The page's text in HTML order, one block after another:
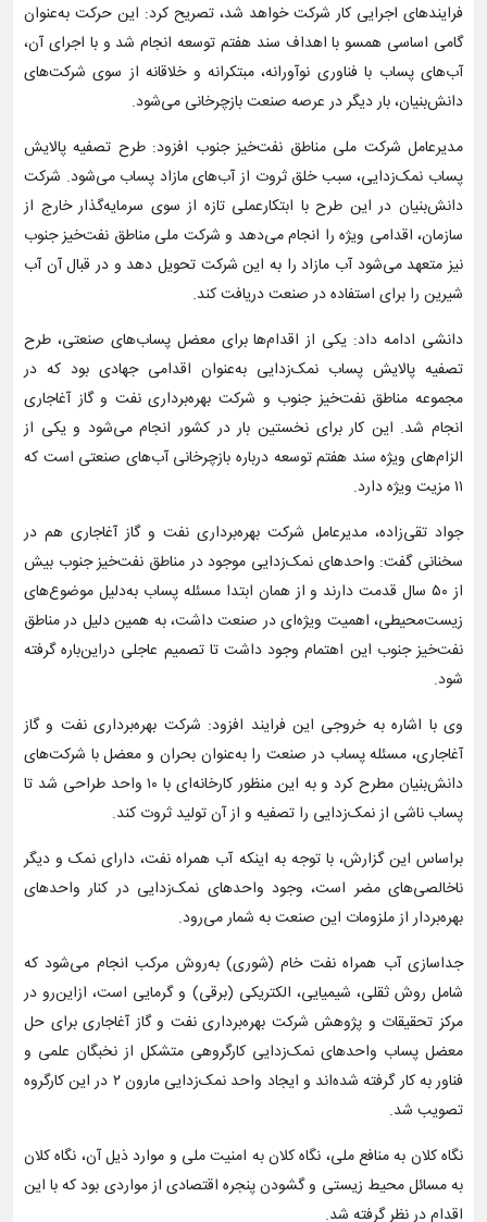
فرایندهای اجرایی کار شرکت خواهد شد، تصریح کرد: این حرکت به‌عنوان
گامی اساسی همسو با اهداف سند هفتم توسعه انجام شد و با اجرای آن،
آب‌های پساب با فناوری نوآورانه، مبتکرانه و خلاقانه از سوی شرکت‌های
دانش‌بنیان، بار دیگر در عرصه صنعت بازچرخانی می‌شود.
مدیرعامل شرکت ملی مناطق نفت‌خیز جنوب افزود: طرح تصفیه پالایش
پساب نمک‌زدایی، سبب خلق ثروت از آب‌های مازاد پساب می‌شود. شرکت
دانش‌بنیان در این طرح با ابتکارعملی تازه از سوی سرمایه‌گذار خارج از
سازمان، اقدامی ویژه را انجام می‌دهد و شرکت ملی مناطق نفت‌خیز جنوب
نیز متعهد می‌شود آب مازاد را به این شرکت تحویل دهد و در قبال آن آب
شیرین را برای استفاده در صنعت دریافت کند.
دانشی ادامه داد: یکی از اقدام‌ها برای معضل پساب‌های صنعتی، طرح
تصفیه پالایش پساب نمک‌زدایی به‌عنوان اقدامی جهادی بود که در
مجموعه مناطق نفت‌خیز جنوب و شرکت بهره‌برداری نفت و گاز آغاجاری
انجام شد. این کار برای نخستین بار در کشور انجام می‌شود و یکی از
الزام‌های ویژه سند هفتم توسعه درباره بازچرخانی آب‌های صنعتی است که
۱۱ مزیت ویژه دارد.
جواد تقی‌زاده، مدیرعامل شرکت بهره‌برداری نفت و گاز آغاجاری هم در
سخنانی گفت: واحدهای نمک‌زدایی موجود در مناطق نفت‌خیز جنوب بیش
از ۵۰ سال قدمت دارند و از همان ابتدا مسئله پساب به‌دلیل موضوع‌های
زیست‌محیطی، اهمیت ویژه‌ای در صنعت داشت، به همین دلیل در مناطق
نفت‌خیز جنوب این اهتمام وجود داشت تا تصمیم عاجلی دراین‌باره گرفته
شود.
وی با اشاره به خروجی این فرایند افزود: شرکت بهره‌برداری نفت و گاز
آغاجاری، مسئله پساب در صنعت را به‌عنوان بحران و معضل با شرکت‌های
دانش‌بنیان مطرح کرد و به این منظور کارخانه‌ای با ۱۰ واحد طراحی شد تا
پساب ناشی از نمک‌زدایی را تصفیه و از آن تولید ثروت کند.
براساس این گزارش، با توجه به اینکه آب همراه نفت، دارای نمک و دیگر
ناخالصی‌های مضر است، وجود واحدهای نمک‌زدایی در کنار واحدهای
بهره‌بردار از ملزومات این صنعت به‌ شمار می‌رود.
جداسازی آب همراه نفت خام (شوری) به‌روش مرکب انجام می‌شود که
شامل روش ثقلی، شیمیایی، الکتریکی (برقی) و گرمایی است، ازاین‌رو در
مرکز تحقیقات و پژوهش شرکت بهره‌برداری نفت و گاز آغاجاری برای حل
معضل پساب‌ واحدهای نمک‌زدایی کارگروهی متشکل از نخبگان علمی و
فناور به‌ کار گرفته شده‌اند و ایجاد واحد نمک‌زدایی مارون ۲ در این کارگروه
تصویب شد.
نگاه کلان به منافع ملی، نگاه کلان به امنیت ملی و موارد ذیل آن، نگاه کلان
به مسائل محیط زیستی و گشودن پنجره اقتصادی از مواردی بود که با این
اقدام در نظر گرفته شد.